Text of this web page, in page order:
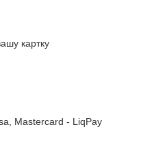
картку
Mastercard - LiqPay